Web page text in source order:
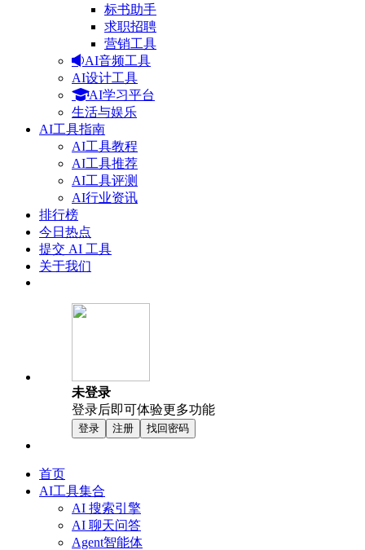
标书助手
求职招聘
营销工具
AI音频工具
AI设计工具
AI学习平台
生活与娱乐
AI工具指南
AI工具教程
AI工具推荐
AI工具评测
AI行业资讯
排行榜
今日热点
提交 AI 工具
关于我们
未登录
登录后即可体验更多功能
登录 注册 找回密码
首页
AI工具集合
AI 搜索引擎
AI 聊天问答
Agent智能体